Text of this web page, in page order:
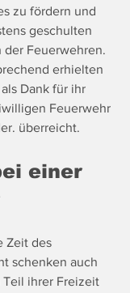
zu fördern und
geschulten
Feuerwehren.
erhielten
Dank für ihr
Feuerwehr
überreicht.
einer
Zeit des
schenken auch
ihrer Freizeit